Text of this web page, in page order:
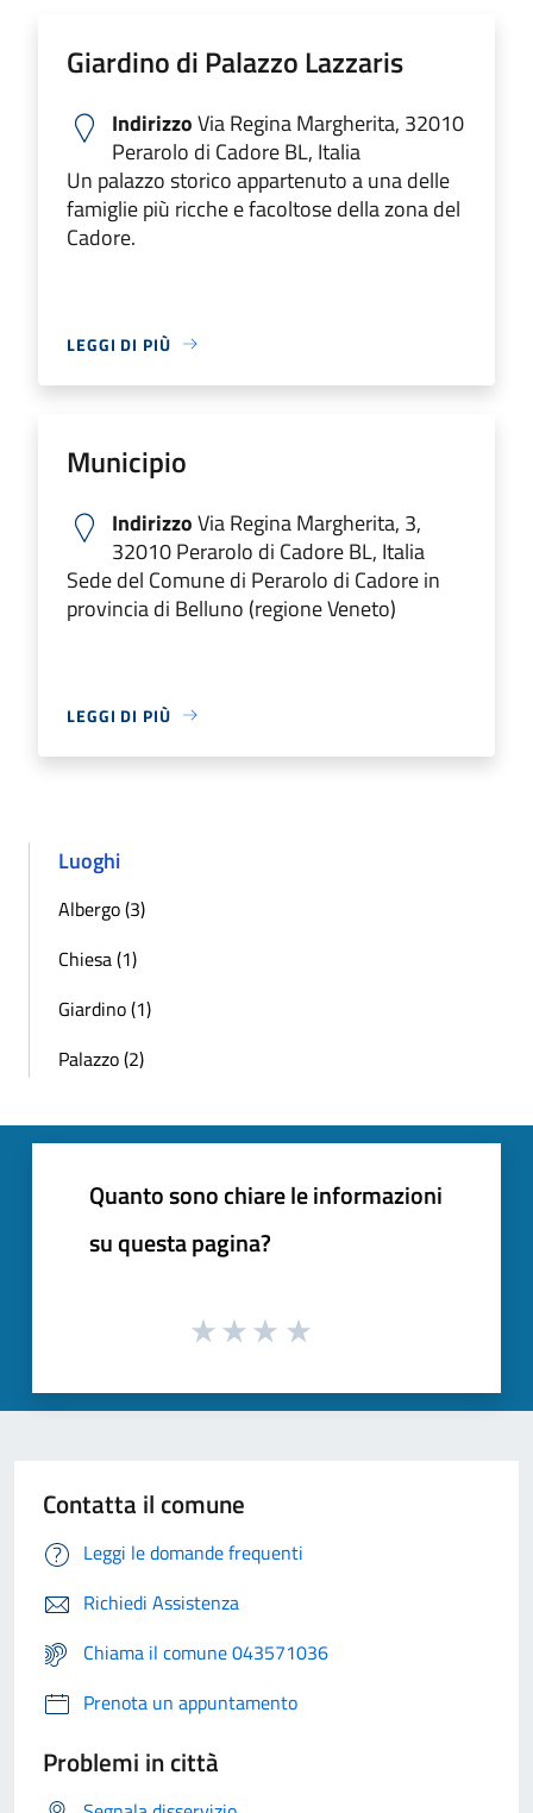
Giardino di Palazzo Lazzaris
IndirizzoVia Regina Margherita, 32010
Perarolo di Cadore BL, Italia
Un palazzo storico appartenuto a una delle
famiglie più ricche e facoltose della zona del
Cadore.
LEGGI DI PIÙ
Municipio
IndirizzoVia Regina Margherita, 3,
32010 Perarolo di Cadore BL, Italia
Sede del Comune di Perarolo di Cadore in
provincia di Belluno (regione Veneto)
LEGGI DI PIÙ
Luoghi
Albergo (3)
Chiesa (1)
Giardino (1)
Palazzo (2)
Quanto sono chiare le informazioni
su questa pagina?
Contatta il comune
Leggi le domande frequenti
Richiedi Assistenza
Chiama il comune 043571036
Prenota un appuntamento
Problemi in città